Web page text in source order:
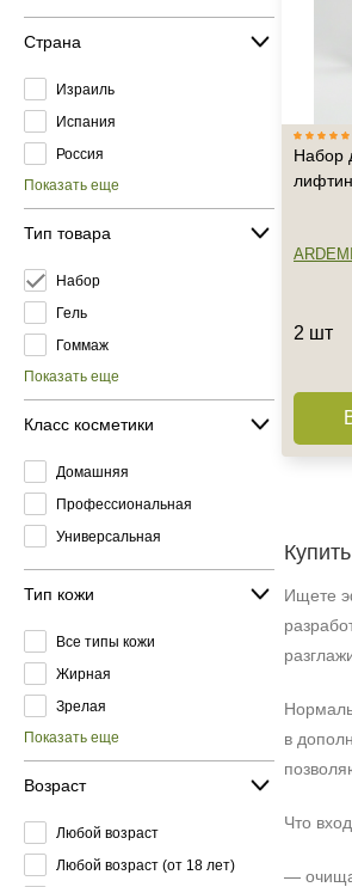
Страна
Израиль
Испания
Россия
Показать еще
Тип товара
Набор
Гель
Гоммаж
Показать еще
Класс косметики
Домашняя
Профессиональная
Универсальная
Тип кожи
Все типы кожи
Жирная
Зрелая
Показать еще
Возраст
Любой возраст
Любой возраст (от 18 лет)
Набор
2 шт
Ищете
в
Что
—